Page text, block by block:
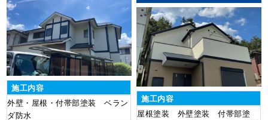
施工内容
外壁・屋根・付帯部塗装 ベラン
ダ防水
施工内容
屋根塗装 外壁塗装 付帯部塗